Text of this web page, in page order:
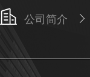
公司简介